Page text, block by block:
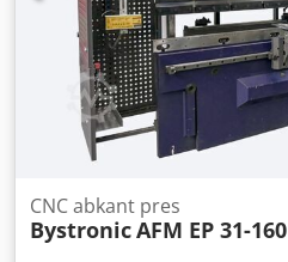
CNC abkant pres
BystronicAFM EP 31-160